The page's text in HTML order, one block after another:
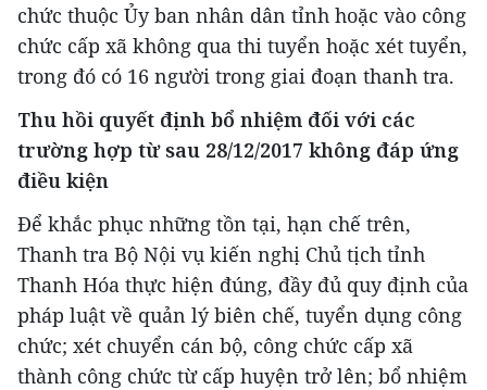
chức thuộc Ủy ban nhân dân tỉnh hoặc vào công
chức cấp xã không qua thi tuyển hoặc xét tuyển,
trong đó có 16 người trong giai đoạn thanh tra.
Thu hồi quyết định bổ nhiệm đối với các
trường hợp từ sau 28/12/2017 không đáp ứng
điều kiện
Để khắc phục những tồn tại, hạn chế trên,
Thanh tra Bộ Nội vụ kiến nghị Chủ tịch tỉnh
Thanh Hóa thực hiện đúng, đầy đủ quy định của
pháp luật về quản lý biên chế, tuyển dụng công
chức; xét chuyển cán bộ, công chức cấp xã
thành công chức từ cấp huyện trở lên; bổ nhiệm